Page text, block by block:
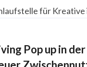
für
Pop up in